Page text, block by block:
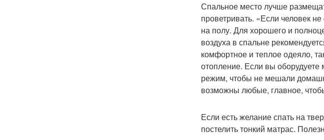
Спальное место лучше
проветривать. «Если человек
на полу. Для хорошего и
воздуха в спальне
комфортное и теплое одеяло,
отопление. Если вы оборудуете
режим, чтобы не мешали
возможны любые, главное,
Если есть желание спать на
постелить тонкий матрас.